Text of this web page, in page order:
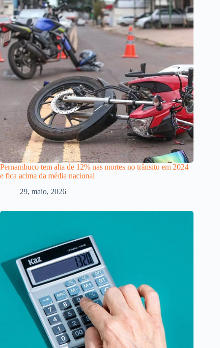
Pernambuco tem alta de 12% nas mortes no trânsito em 2024
e fica acima da média nacional
29, maio, 2026